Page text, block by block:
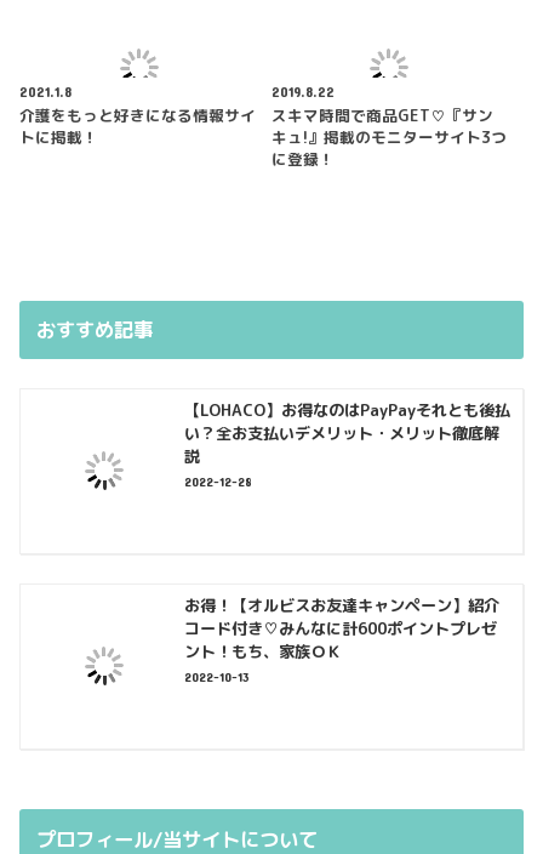
2021.1.8
介護をもっと好きになる情報サイ
トに掲載！
2019.8.22
スキマ時間で商品GET♡『サン
キュ!』掲載のモニターサイト3つ
に登録！
おすすめ記事
【LOHACO】お得なのはPayPayそれとも後払
い？全お支払いデメリット・メリット徹底解
説
2022-12-28
お得！【オルビスお友達キャンペーン】紹介
コード付き♡みんなに計600ポイントプレゼ
ント！もち、家族ＯＫ
2022-10-13
プロフィール/当サイトについて